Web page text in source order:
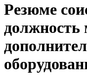
Резюме
должность